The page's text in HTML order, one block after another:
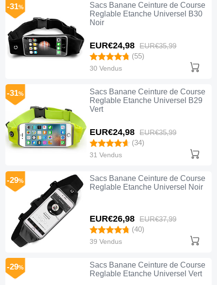
Sacs Banane Ceinture de Course
Reglable Etanche Universel B30
Noir
EUR€24,98 EUR€35,99
-31%
(55)
30 Vendus
Sacs Banane Ceinture de Course
Reglable Etanche Universel B29
Vert
EUR€24,98 EUR€35,99
-31%
(34)
31 Vendus
Sacs Banane Ceinture de Course
Reglable Etanche Universel Noir
EUR€26,98 EUR€37,99
-29%
(40)
39 Vendus
Sacs Banane Ceinture de Course
Reglable Etanche Universel Vert
-29%